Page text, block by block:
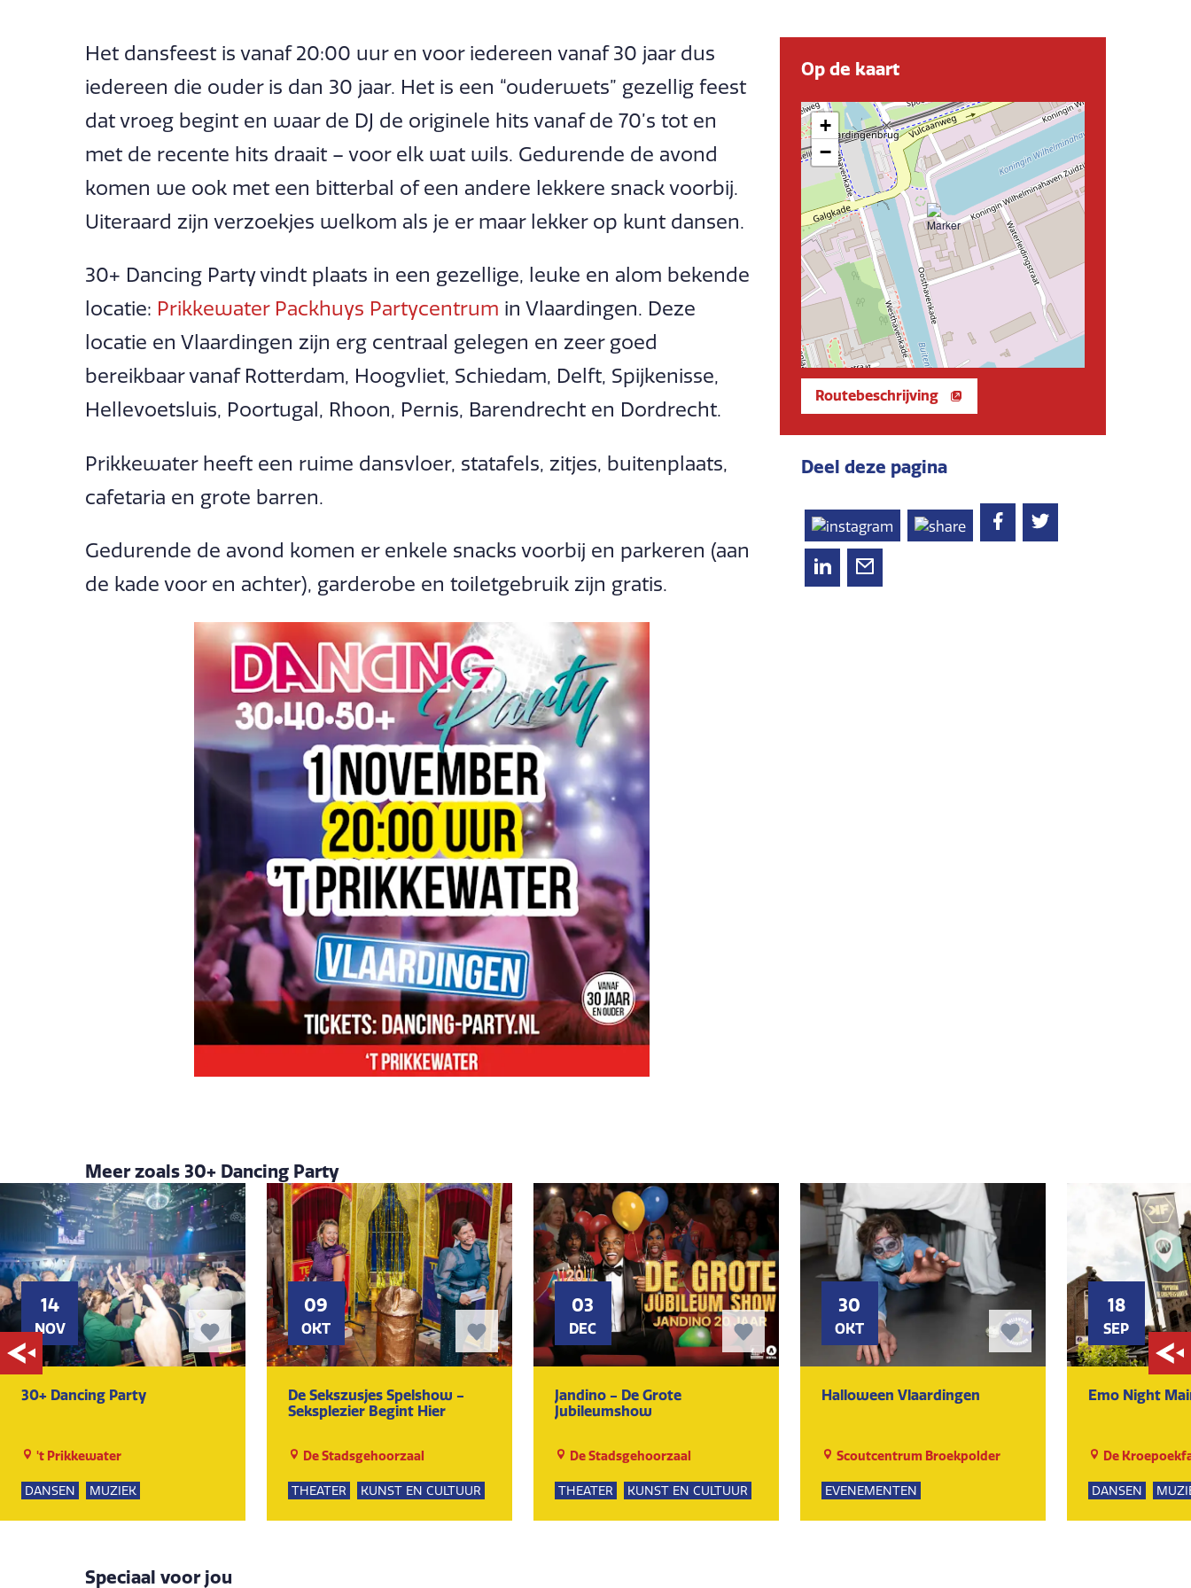
Het dansfeest is vanaf 20:00 uur en voor iedereen vanaf 30 jaar dus
iedereen die ouder is dan 30 jaar. Het is een “ouderwets” gezellig feest
dat vroeg begint en waar de DJ de originele hits vanaf de 70’s tot en
met de recente hits draait – voor elk wat wils. Gedurende de avond
komen we ook met een bitterbal of een andere lekkere snack voorbij.
Uiteraard zijn verzoekjes welkom als je er maar lekker op kunt dansen.
30+ Dancing Party vindt plaats in een gezellige, leuke en alom bekende
locatie: Prikkewater Packhuys Partycentrum in Vlaardingen. Deze
locatie en Vlaardingen zijn erg centraal gelegen en zeer goed
bereikbaar vanaf Rotterdam, Hoogvliet, Schiedam, Delft, Spijkenisse,
Hellevoetsluis, Poortugal, Rhoon, Pernis, Barendrecht en Dordrecht.
Prikkewater heeft een ruime dansvloer, statafels, zitjes, buitenplaats,
cafetaria en grote barren.
Gedurende de avond komen er enkele snacks voorbij en parkeren (aan
de kade voor en achter), garderobe en toiletgebruik zijn gratis.
Op de kaart
+
−
Routebeschrijving
Deel deze pagina
Meer zoals 30+ Dancing Party
14
NOV
30+ Dancing Party
't Prikkewater
DANSEN MUZIEK
09
OKT
De Sekszusjes Spelshow -
Seksplezier Begint Hier
De Stadsgehoorzaal
THEATER KUNST EN CULTUUR
03
DEC
Jandino - De Grote
Jubileumshow
De Stadsgehoorzaal
THEATER KUNST EN CULTUUR
30
OKT
Halloween Vlaardingen
Scoutcentrum Broekpolder
EVENEMENTEN
18
SEP
Emo Night
De
DANSEN
Speciaal voor jou